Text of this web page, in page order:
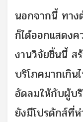
นอกจากนี้ ทา
ก็ได้ออกแสดงค
งานวิจัยชิ้นนี้ ส
บริโภคมากเกิน
อัดลมให้กับผู้บ
ยังมีโปรดักส์ที่